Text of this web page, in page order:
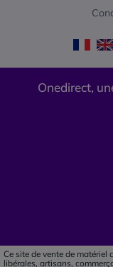
Onedirect,
Ce site de vente de matériel
libérales, artisans,